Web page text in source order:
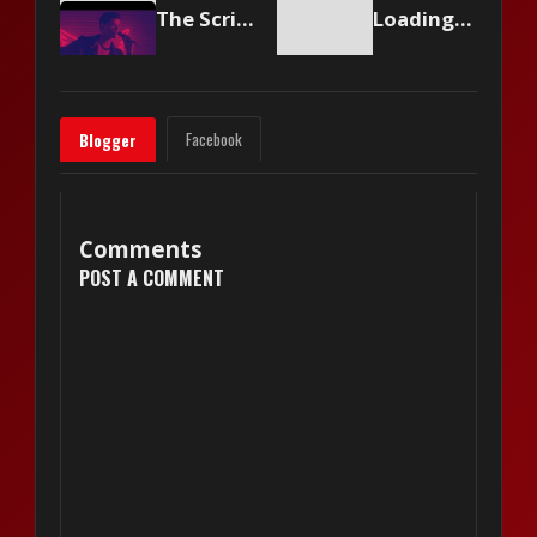
The Script - Rain Loading content...
Blogger Facebook
Comments
POST A COMMENT